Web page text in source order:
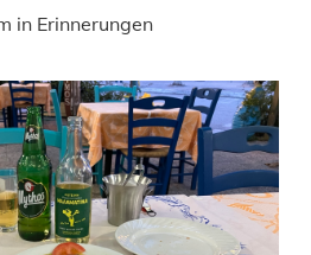
in Erinnerungen